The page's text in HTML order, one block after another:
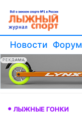
Новости Форум
РЕКЛАМА
ЛЫЖНЫЕ ГОНКИ